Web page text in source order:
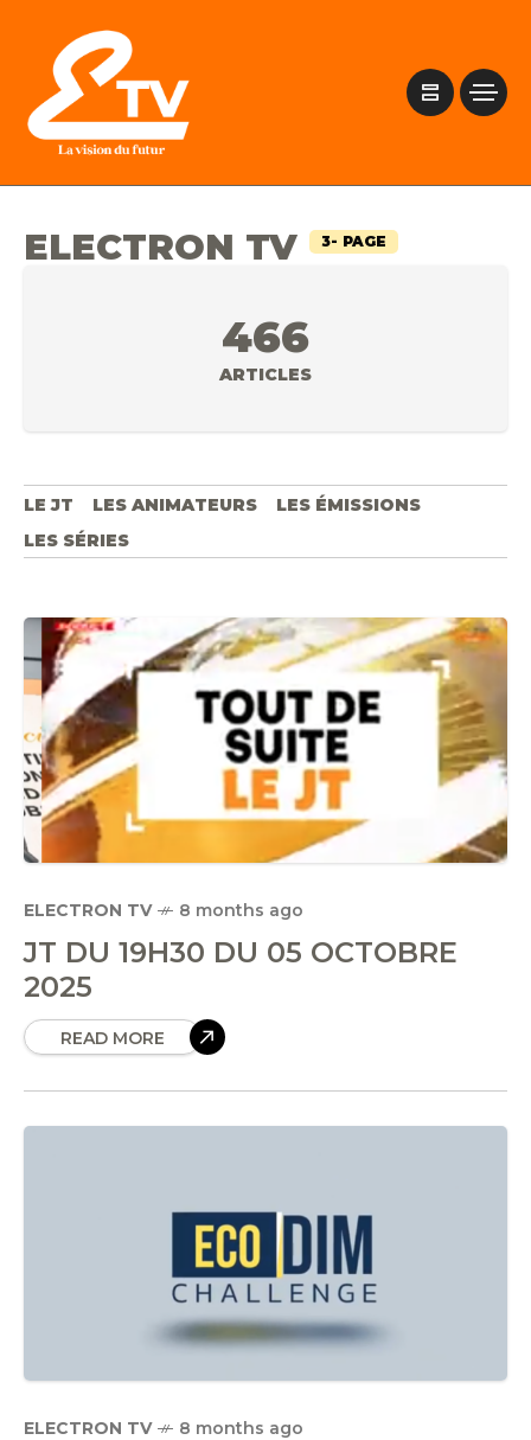
ELECTRON TV 3- PAGE
466
ARTICLES
LE JT LES ANIMATEURS
LES ÉMISSIONS
LES SÉRIES
ELECTRON TV 8 months ago
JT DU 19H30 DU 05 OCTOBRE
2025
READ MORE
ELECTRON TV 8 months ago